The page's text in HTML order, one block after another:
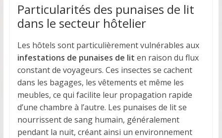
Particularités des punaises de lit
dans le secteur hôtelier
Les hôtels sont particulièrement vulnérables aux
infestations de punaises de lit en raison du flux
constant de voyageurs. Ces insectes se cachent
dans les bagages, les vêtements et même les
meubles, ce qui facilite leur propagation rapide
d’une chambre à l’autre. Les punaises de lit se
nourrissent de sang humain, généralement
pendant la nuit, créant ainsi un environnement